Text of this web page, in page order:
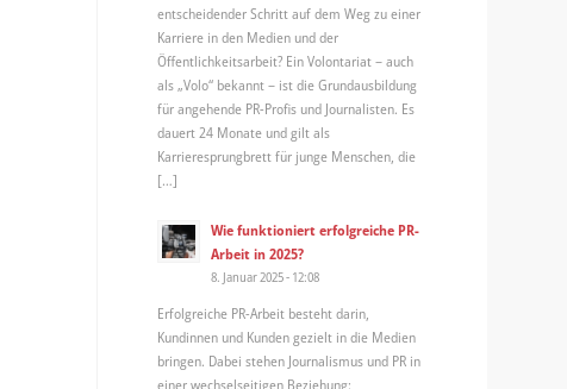
entscheidender Schritt auf dem Weg zu einer
Karriere in den Medien und der
Öffentlichkeitsarbeit? Ein Volontariat – auch
als „Volo“ bekannt – ist die Grundausbildung
für angehende PR-Profis und Journalisten. Es
dauert 24 Monate und gilt als
Karrieresprungbrett für junge Menschen, die
[…]
Wie funktioniert erfolgreiche PR-
Arbeit in 2025?
8. Januar 2025 - 12:08
Erfolgreiche PR-Arbeit besteht darin,
Kundinnen und Kunden gezielt in die Medien
bringen. Dabei stehen Journalismus und PR in
einer wechselseitigen Beziehung: